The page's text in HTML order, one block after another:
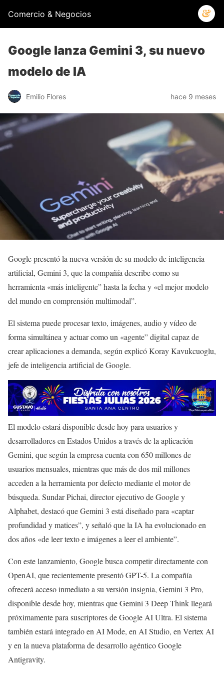
Comercio & Negocios
Google lanza Gemini 3, su nuevo
modelo de IA
Emilio Flores hace 9 meses
Google presentó la nueva versión de su modelo de inteligencia
artificial, Gemini 3, que la compañía describe como su
herramienta «más inteligente” hasta la fecha y «el mejor modelo
del mundo en comprensión multimodal”.
El sistema puede procesar texto, imágenes, audio y vídeo de
forma simultánea y actuar como un «agente” digital capaz de
crear aplicaciones a demanda, según explicó Koray Kavukcuoglu,
jefe de inteligencia artificial de Google.
El modelo estará disponible desde hoy para usuarios y
desarrolladores en Estados Unidos a través de la aplicación
Gemini, que según la empresa cuenta con 650 millones de
usuarios mensuales, mientras que más de dos mil millones
acceden a la herramienta por defecto mediante el motor de
búsqueda. Sundar Pichai, director ejecutivo de Google y
Alphabet, destacó que Gemini 3 está diseñado para «captar
profundidad y matices”, y señaló que la IA ha evolucionado en
dos años «de leer texto e imágenes a leer el ambiente”.
Con este lanzamiento, Google busca competir directamente con
OpenAI, que recientemente presentó GPT-5. La compañía
ofrecerá acceso inmediato a su versión insignia, Gemini 3 Pro,
disponible desde hoy, mientras que Gemini 3 Deep Think llegará
próximamente para suscriptores de Google AI Ultra. El sistema
también estará integrado en AI Mode, en AI Studio, en Vertex AI
y en la nueva plataforma de desarrollo agéntico Google
Antigravity.